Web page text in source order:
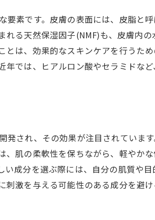
健康な肌を目指す人必見！皮膚細胞
肌トラブルを未然に防ぐ知識
セルフチェックで肌の状態を把
ターゲット別のスキンケア方法
要素です。皮膚の表面には、皮脂と
れる天然保湿因子(NMF)も、皮膚内
とは、効果的なスキンケアを行うた
年では、ヒアルロン酸やセラミドな
発され、その効果が注目されていま
、肌の柔軟性を保ちながら、軽やか
い成分を選ぶ際には、自分の肌質や
刺激を与える可能性のある成分を避